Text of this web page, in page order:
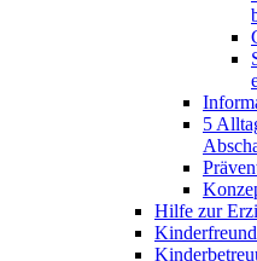
5
Hilfe zur